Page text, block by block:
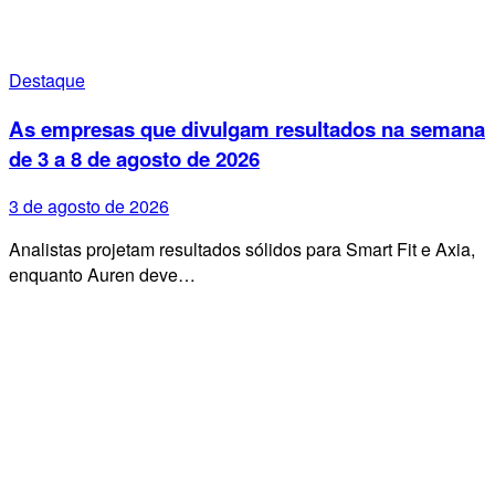
Destaque
As empresas que divulgam resultados na semana
de 3 a 8 de agosto de 2026
3 de agosto de 2026
Analistas projetam resultados sólidos para Smart Fit e Axia,
enquanto Auren deve…